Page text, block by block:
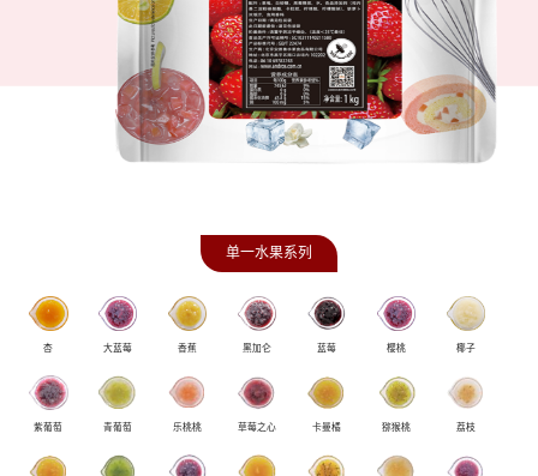
单一水果系列
杏 大蓝莓 香蕉 黑加仑 蓝莓 樱桃 椰子
紫葡萄 青葡萄 乐桃桃 草莓之心 卡曼橘 猕猴桃 荔枝